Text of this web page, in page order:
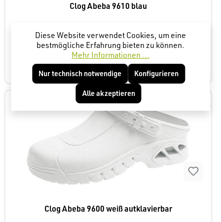
Clog Abeba 9610 blau
Ab 42,19 €*
Clog Abeba 9600 weiß autklavierbar
Diese Website verwendet Cookies, um eine
bestmögliche Erfahrung bieten zu können.
Mehr Informationen ...
Nur technisch notwendige Konfigurieren
Alle akzeptieren